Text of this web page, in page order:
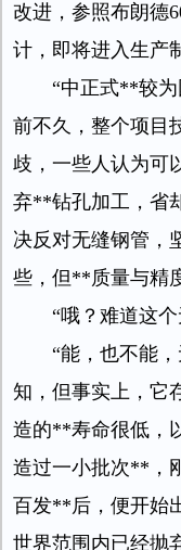
改进，参照布朗德
计，即将进入生产
“中正式**较为
前不久，整个项目
歧，一些人认为可
弃**钻孔加工，省
决反对无缝钢管，
些，但**质量与精
“哦？难道这
“能，也不能
知，但事实上，它
造的**寿命很低，
造过一小批次**，
百发**后，便开始
世界范围内已经抛